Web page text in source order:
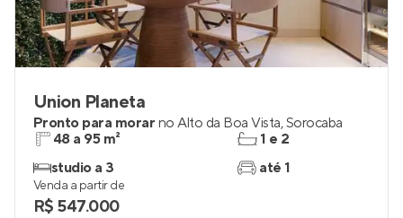
Union Planeta
Pronto para morar no Alto da Boa Vista,Sorocaba
48 a 95 m²
studio a 3
1 e 2
até 1
Venda a partir de
R$ 547.000